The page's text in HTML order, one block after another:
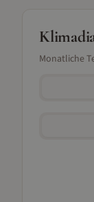
Monatliche